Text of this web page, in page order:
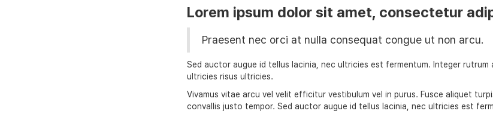
Lorem ipsum dolor sit amet, consectetur
Praesent nec orci at nulla consequat congue ut non arcu.
Sed auctor augue id tellus lacinia, nec ultricies est fermentum. Integer rutrum
ultricies risus ultricies.
Vivamus vitae arcu vel velit efficitur vestibulum vel in purus. Fusce aliquet
convallis justo tempor. Sed auctor augue id tellus lacinia, nec ultricies est